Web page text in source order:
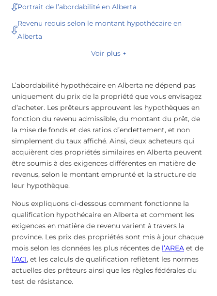
Portrait de l’abordabilité en Alberta
Revenu requis selon le montant hypothécaire en
Alberta
Voir plus +
L’abordabilité hypothécaire en Alberta ne dépend pas
uniquement du prix de la propriété que vous envisagez
d’acheter. Les prêteurs approuvent les hypothèques en
fonction du revenu admissible, du montant du prêt, de
la mise de fonds et des ratios d’endettement, et non
simplement du taux affiché. Ainsi, deux acheteurs qui
acquièrent des propriétés similaires en Alberta peuvent
être soumis à des exigences différentes en matière de
revenus, selon le montant emprunté et la structure de
leur hypothèque.
Nous expliquons ci-dessous comment fonctionne la
qualification hypothécaire en Alberta et comment les
exigences en matière de revenu varient à travers la
province. Les prix des propriétés sont mis à jour chaque
mois selon les données les plus récentes de l’AREA et de
l’ACI, et les calculs de qualification reflètent les normes
actuelles des prêteurs ainsi que les règles fédérales du
test de résistance.